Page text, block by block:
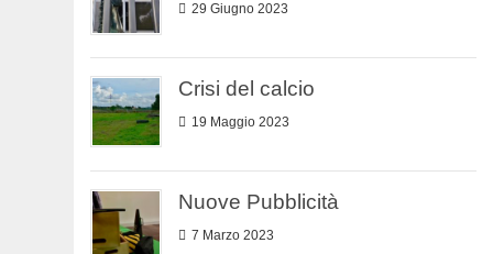
29 Giugno 2023
Crisi del calcio
19 Maggio 2023
Nuove Pubblicità
7 Marzo 2023